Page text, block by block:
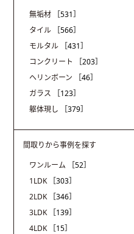
無垢材
［531］
タイル
［566］
モルタル
［431］
コンクリート
［203］
ヘリンボーン
［46］
ガラス
［123］
躯体現し
［379］
間取りから事例を探す
ワンルーム
［52］
1LDK
［303］
2LDK
［346］
3LDK
［139］
4LDK
［15］